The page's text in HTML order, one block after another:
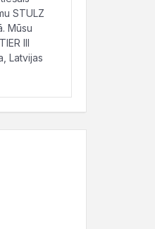
STULZ
Mūsu
III
Latvijas